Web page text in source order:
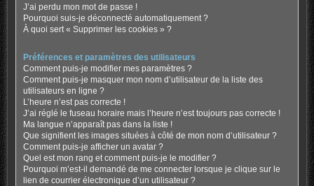
J’ai perdu mon mot de passe !
Pourquoi suis-je déconnecté automatiquement ?
À quoi sert « Supprimer les cookies » ?
Préférences et paramètres des utilisateurs
Comment puis-je modifier mes paramètres ?
Comment puis-je masquer mon nom d’utilisateur de la liste des
utilisateurs en ligne ?
L’heure n’est pas correcte !
J’ai réglé le fuseau horaire mais l’heure n’est toujours pas correcte !
Ma langue n’apparaît pas dans la liste !
Que signifient les images situées à côté de mon nom d’utilisateur ?
Comment puis-je afficher un avatar ?
Quel est mon rang et comment puis-je le modifier ?
Pourquoi m’est-il demandé de me connecter lorsque je clique sur le
lien de courrier électronique d’un utilisateur ?